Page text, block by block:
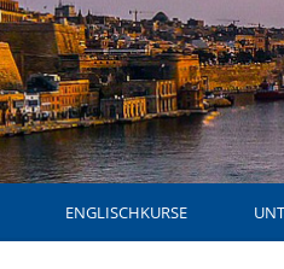
ENGLISCHKURSE